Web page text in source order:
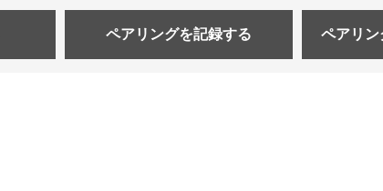
ペアリングを記録する ペアリン